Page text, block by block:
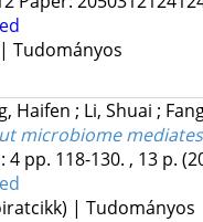
Tudományos
Haifen ; Li, Shuai ;
microbiome
4 pp. 118-130. , 13 p.
| Tudományos